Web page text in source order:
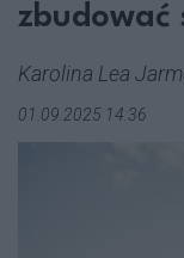
zbudować
Karolina Lea
01.09.2025 14:36